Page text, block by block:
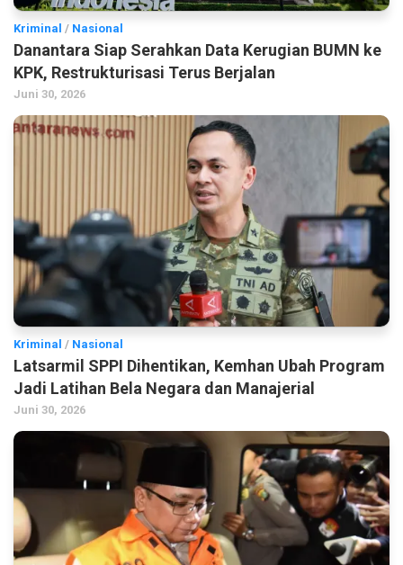
Kriminal / Nasional
Danantara Siap Serahkan Data Kerugian BUMN ke
KPK, Restrukturisasi Terus Berjalan
Juni 30, 2026
Kriminal / Nasional
Latsarmil SPPI Dihentikan, Kemhan Ubah Program
Jadi Latihan Bela Negara dan Manajerial
Juni 30, 2026